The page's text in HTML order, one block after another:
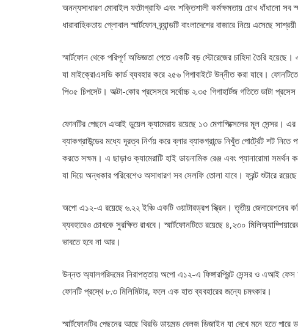
অনন্যসাধারণ মোবাইল ফটোগ্রাফি এবং শক্তিশালী কর্মক্ষমতায় চোখ ধাঁধানো
ধারাবাহিকতায় গ্লোবাল স্মার্টফোন ব্র্যান্ডটি বাংলাদেশের বাজারে নিয়ে এসেছে
স্মার্টফোন থেকে পরিপূর্ণ অভিজ্ঞতা পেতে একটি বড় স্টোরেজের চাহিদা তৈরি
যা মাইক্রোএসডি কার্ড ব্যবহার করে ২৫৬ গিগাবাইটে উন্নীত করা যাবে।
পি৩৫ চিপসেট। অক্টা-কোর প্রসেসরে সর্বোচ্চ ২.৩৫ গিগাহার্টজ গতিতে ডাটা
ফোনটির পেছনে এআই ডুয়েল ক্যামেরায় রয়েছে ১৩ মেগাপিক্সেলের মূল সেন্সর। এর
ব্যাকগ্রাউন্ডের মধ্যে দূরত্ব নির্ণয় করে ব্লার ব্যাকগ্রান্ডে নিখুঁত পোর্ট্রেট শট
করতে সক্ষম। এ ছাড়াও ক্যামেরাটি হাই ডায়নামিক রেঞ্জ এবং প্যানারোমা
যা দিয়ে অন্ধকার পরিবেশেও অসাধারণ সব সেলফি তোলা যাবে। ফ্রন্ট শুটারে
অপো এ১২-এ রয়েছে ৬.২২ ইঞ্চি একটি ওয়াটারড্রপ স্ক্রিন। তৃতীয় জেনারেশনের
ব্যবহারেও চোখকে সুরক্ষিত রাখবে। স্মার্টফোনটিতে রয়েছে ৪,২৩০
ভাবতে হবে না আর।
উন্নত অ্যালগরিদমের নিরাপত্তায় অপো এ১২-এ ফিঙ্গারপ্রিন্ট সেন্সর ও এআই
ফোনটি প্রস্থে ৮.৩ মিলিমিটার, ফলে এক হাত ব্যবহারের জন্যে চমৎকার।
স্মার্টফোনটির পেছনের আছে থ্রিডি ডায়মন্ড ব্লেজ ডিজাইন যা দেখে মনে হতে